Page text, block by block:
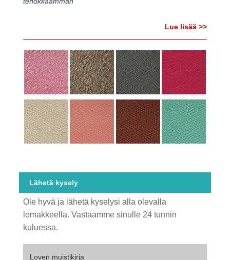
Lue lisää >>
Lähetä kysely
Ole hyvä ja lähetä kyselysi alla olevalla
lomakkeella. Vastaamme sinulle 24 tunnin
kuluessa.